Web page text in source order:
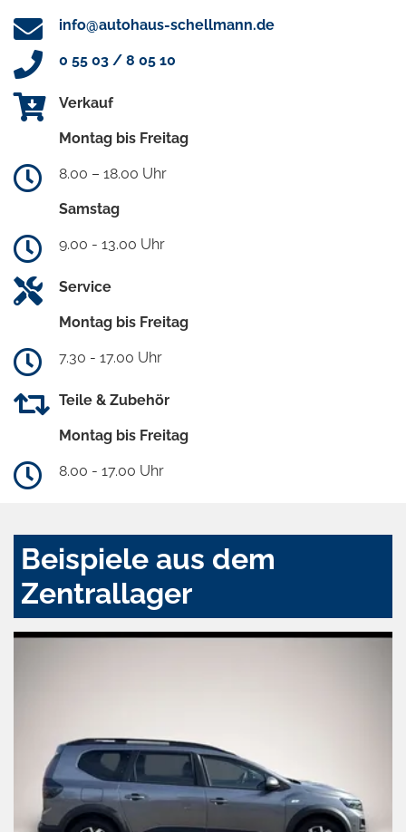
info@autohaus-schellmann.de
0 55 03 / 8 05 10
Verkauf
Montag bis Freitag
8.00 – 18.00 Uhr
Samstag
9.00 - 13.00 Uhr
Service
Montag bis Freitag
7.30 - 17.00 Uhr
Teile & Zubehör
Montag bis Freitag
8.00 - 17.00 Uhr
Beispiele aus dem
Zentrallager